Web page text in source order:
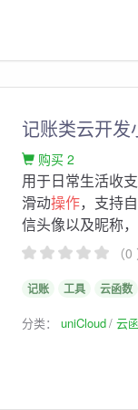
记账类云开发
购买 2
用于日常生活收
滑动操作，支持
信头像以及昵称
（
记账 工具 云函数
分类：uniCloud 云